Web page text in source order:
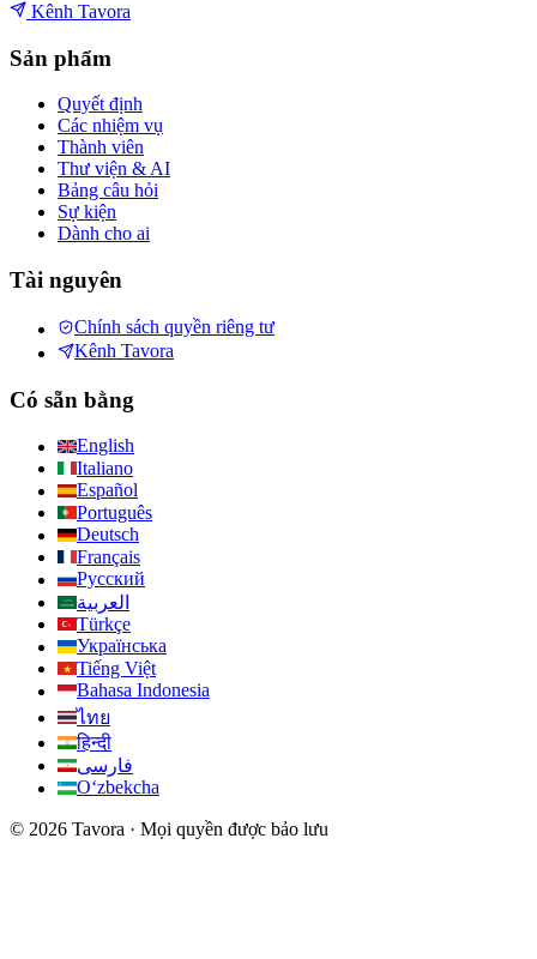
Kênh Tavora
Sản phẩm
Quyết định
Các nhiệm vụ
Thành viên
Thư viện & AI
Bảng câu hỏi
Sự kiện
Dành cho ai
Tài nguyên
Chính sách quyền riêng tư
Kênh Tavora
Có sẵn bằng
English
Italiano
Español
Português
Deutsch
Français
Русский
العربية
Türkçe
Українська
Tiếng Việt
Bahasa Indonesia
ไทย
हिन्दी
فارسی
Oʻzbekcha
© 2026 Tavora · Mọi quyền được bảo lưu